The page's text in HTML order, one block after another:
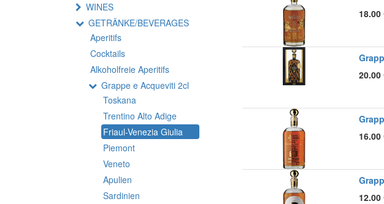
WINES
GETRÄNKE/BEVERAGES
Aperitifs
Cocktails
Alkoholfreie Aperitifs
Grappe e Acqueviti 2cl
Toskana
Trentino Alto Adige
Friaul-Venezia Giulia
Piemont
Veneto
Apulien
Sardinien
18.00
20.00
16.00
12.00